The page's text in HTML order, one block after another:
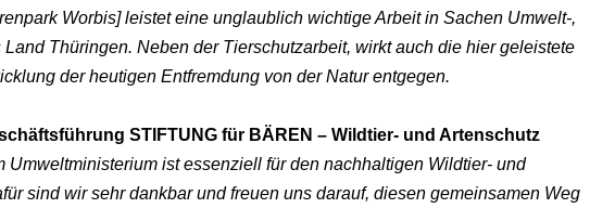
Worbis] leistet eine unglaublich wichtige Arbeit in Sachen Umwelt-,
Thüringen. Neben der Tierschutzarbeit, wirkt auch die hier geleistete
der heutigen Entfremdung von der Natur entgegen.
STIFTUNG für BÄREN – Wildtier- und Artenschutz
Umweltministerium ist essenziell für den nachhaltigen Wildtier- und
sind wir sehr dankbar und freuen uns darauf, diesen gemeinsamen Weg